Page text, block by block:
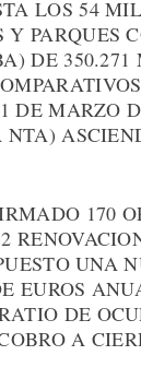
LOS 54
PARQUES
DE 350.271
DE MARZO
170
UNA
EUROS
DE
A